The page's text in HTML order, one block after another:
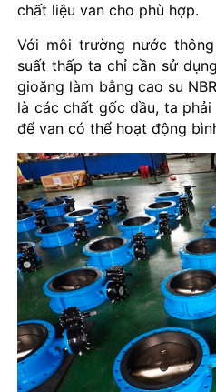
chất liệu van cho phù hợp.
Với môi trường nước
suất thấp ta chỉ cần sử
gioăng làm bằng cao su
là các chất gốc dầu, ta
để van có thể hoạt động